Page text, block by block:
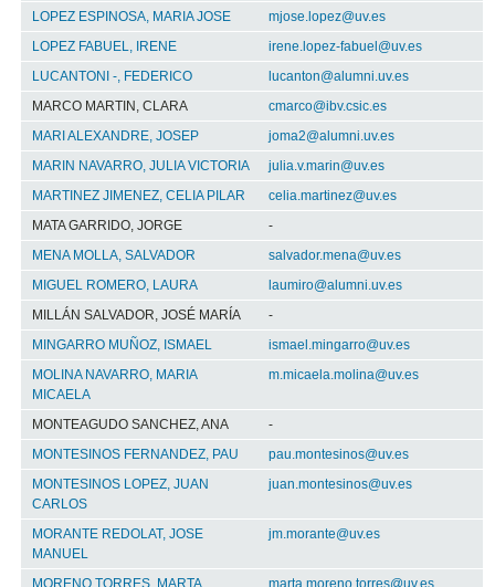
LOPEZ ESPINOSA, MARIA JOSE
mjose.lopez@uv.es
LOPEZ FABUEL, IRENE
irene.lopez-fabuel@uv.es
LUCANTONI -, FEDERICO
lucanton@alumni.uv.es
MARCO MARTIN, CLARA
cmarco@ibv.csic.es
MARI ALEXANDRE, JOSEP
joma2@alumni.uv.es
MARIN NAVARRO, JULIA VICTORIA
julia.v.marin@uv.es
MARTINEZ JIMENEZ, CELIA PILAR
celia.martinez@uv.es
MATA GARRIDO, JORGE
-
MENA MOLLA, SALVADOR
salvador.mena@uv.es
MIGUEL ROMERO, LAURA
laumiro@alumni.uv.es
MILLÁN SALVADOR, JOSÉ MARÍA
-
MINGARRO MUÑOZ, ISMAEL
ismael.mingarro@uv.es
MOLINA NAVARRO, MARIA
MICAELA
m.micaela.molina@uv.es
MONTEAGUDO SANCHEZ, ANA
-
MONTESINOS FERNANDEZ, PAU
pau.montesinos@uv.es
MONTESINOS LOPEZ, JUAN
CARLOS
juan.montesinos@uv.es
MORANTE REDOLAT, JOSE
MANUEL
jm.morante@uv.es